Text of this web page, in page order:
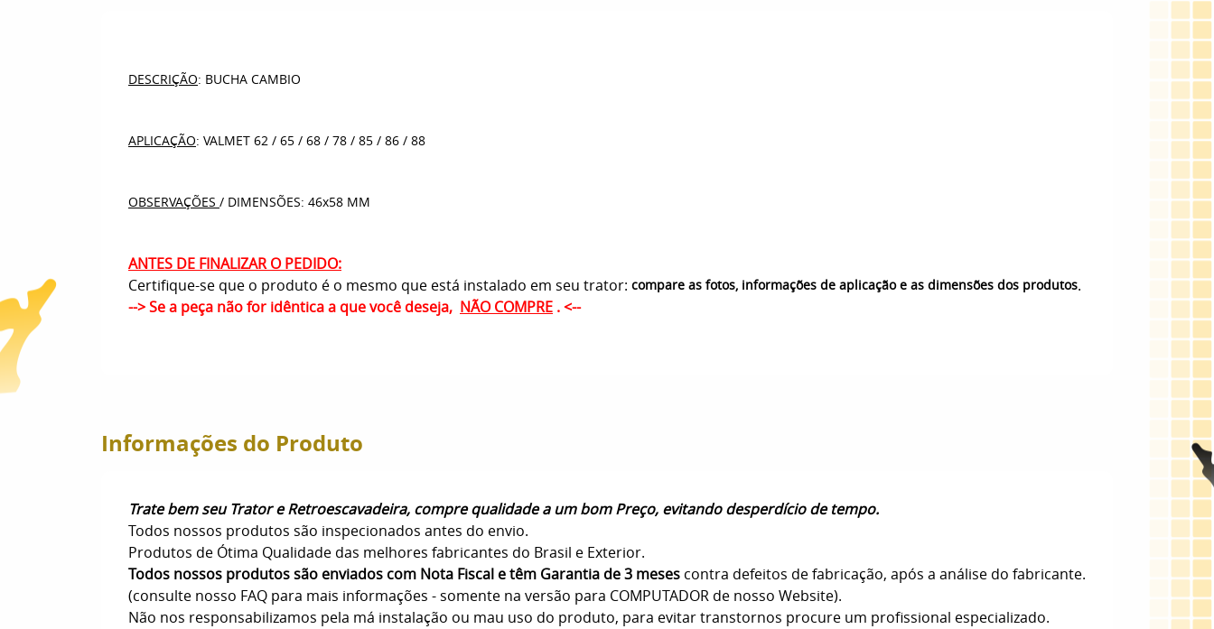
DESCRIÇÃO: BUCHA CAMBIO
APLICAÇÃO: VALMET 62 / 65 / 68 / 78 / 85 / 86 / 88
OBSERVAÇÕES / DIMENSÕES: 46x58 MM
ANTES DE FINALIZAR O PEDIDO:
Certifique-se que o produto é o mesmo que está instalado em seu trator: compare as fotos, informações de aplicação e as dimensões dos produtos.
--> Se a peça não for idêntica a que você deseja, NÃO COMPRE . <--
Informações do Produto
Trate bem seu Trator e Retroescavadeira, compre qualidade a um bom Preço, evitando desperdício de tempo.
Todos nossos produtos são inspecionados antes do envio.
Produtos de Ótima Qualidade das melhores fabricantes do Brasil e Exterior.
Todos nossos produtos são enviados com Nota Fiscal e têm Garantia de 3 meses contra defeitos de fabricação, após a análise do fabricante.
(consulte nosso FAQ para mais informações - somente na versão para COMPUTADOR de nosso Website).
Não nos responsabilizamos pela má instalação ou mau uso do produto, para evitar transtornos procure um profissional especializado.